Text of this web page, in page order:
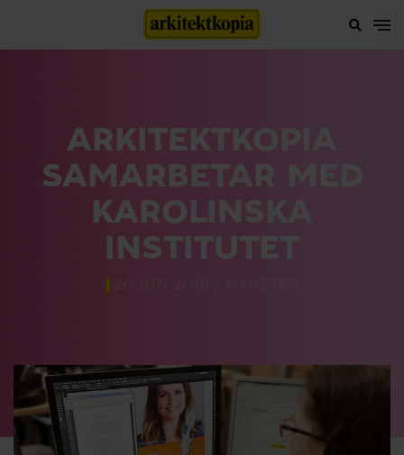
ARKITEKTKOPIA
SAMARBETAR MED
KAROLINSKA
INSTITUTET